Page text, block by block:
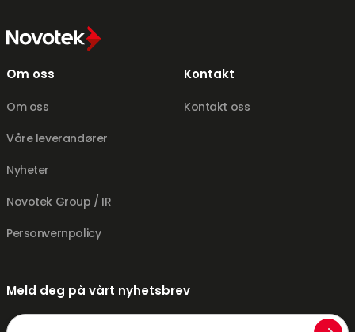
Om oss
Om oss
Våre leverandører
Nyheter
Novotek Group / IR
Personvernpolicy
Kontakt
Kontakt oss
Meld deg på vårt nyhetsbrev
E-